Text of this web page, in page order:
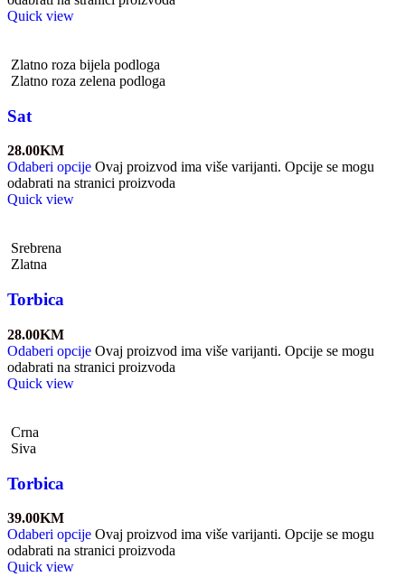
Quick view
Zlatno roza bijela podloga
Zlatno roza zelena podloga
Sat
28.00KM
Odaberi opcije Ovaj proizvod ima više varijanti. Opcije se mogu
odabrati na stranici proizvoda
Quick view
Srebrena
Zlatna
Torbica
28.00KM
Odaberi opcije Ovaj proizvod ima više varijanti. Opcije se mogu
odabrati na stranici proizvoda
Quick view
Crna
Siva
Torbica
39.00KM
Odaberi opcije Ovaj proizvod ima više varijanti. Opcije se mogu
odabrati na stranici proizvoda
Quick view